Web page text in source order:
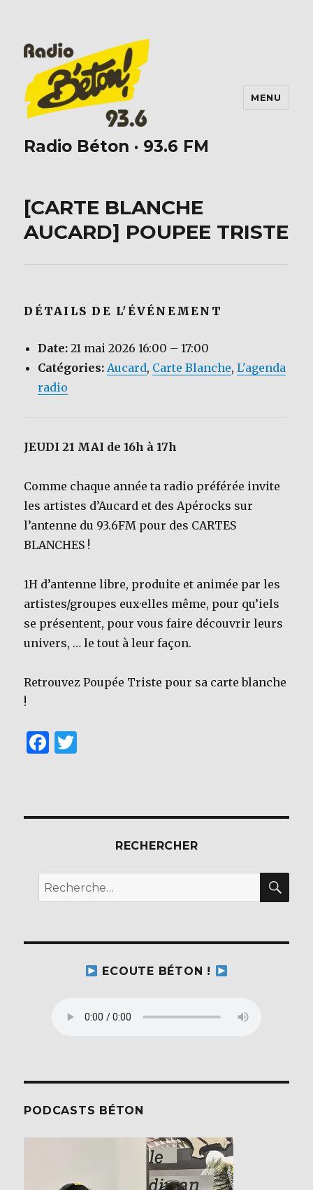
Radio Béton · 93.6 FM
MENU
[CARTE BLANCHE
AUCARD] POUPEE TRISTE
DÉTAILS DE L'ÉVÉNEMENT
Date: 21 mai 2026 16:00 –17:00
Catégories: Aucard, Carte Blanche,L'agenda
radio
JEUDI 21 MAI de 16h à 17h
Comme chaque année ta radio préférée invite
les artistes d’Aucard et des Apérocks sur
l’antenne du 93.6FM pour des CARTES
BLANCHES !
1H d’antenne libre, produite et animée par les
artistes/groupes eux·elles même, pour qu’iels
se présentent, pour vous faire découvrir leurs
univers, … le tout à leur façon.
Retrouvez Poupée Triste pour sa carte blanche
!
F
e
o
k
te
RECHERCHER
Recherche
pour :
ECOUTE BÉTON !
PODCASTS BÉTON